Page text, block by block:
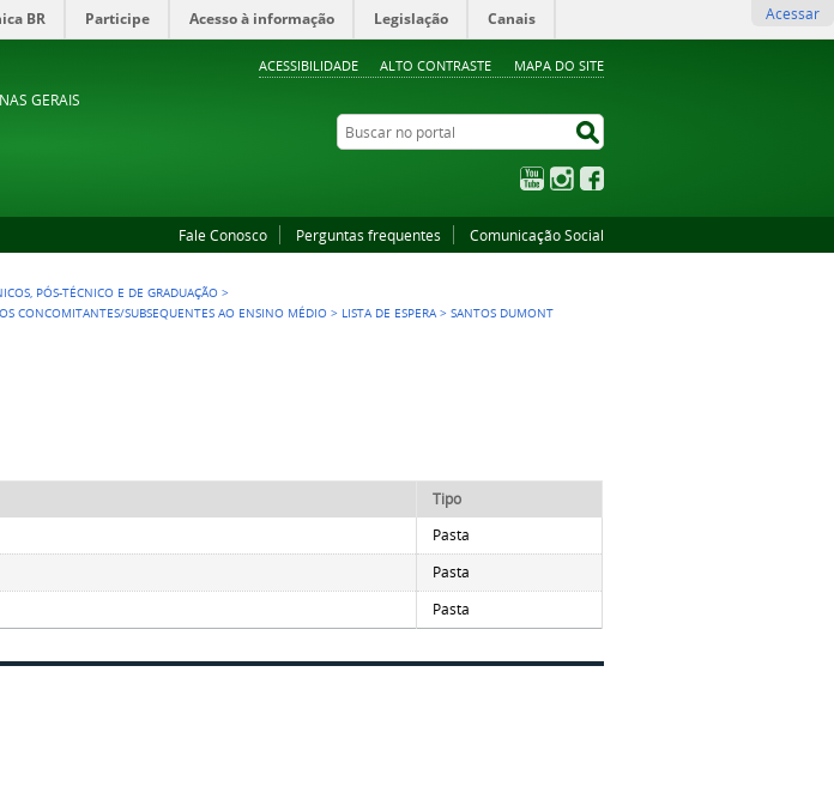
ACESSIBILIDADE ALTO CONTRASTE MAPA DO SITE
BR Participe Acesso à informação Legislação Canais Acessar
GERAIS
Buscar no portal
YouTubeInstagram
Fale Conosco Perguntas frequentes Comunicação Social
PÓS-TÉCNICO E DE GRADUAÇÃO >
CONCOMITANTES/SUBSEQUENTES AO ENSINO MÉDIO > LISTA DE ESPERA >SANTOS DUMONT
Tipo
Pasta
Pasta
Pasta